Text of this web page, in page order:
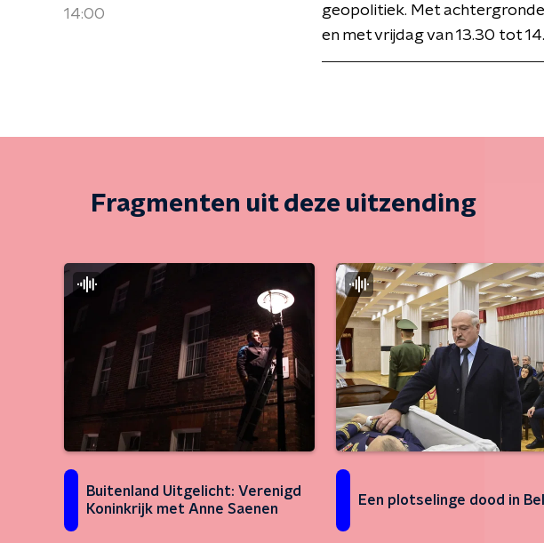
14:00
geopolitiek. Met
en met vrijdag van 13.30 tot
Fragmenten uit deze uitzending
Buitenland Uitgelicht: Verenigd
Koninkrijk met Anne Saenen
Een plotselinge dood in